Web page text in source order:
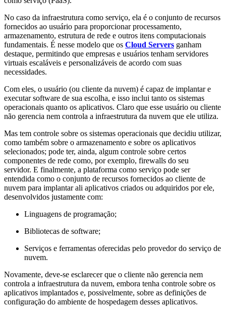
No caso da infraestrutura como serviço, ela é o conjunto de recursos
fornecidos ao usuário para proporcionar processamento,
armazenamento, estrutura de rede e outros itens computacionais
fundamentais. É nesse modelo que os Cloud Servers ganham
destaque, permitindo que empresas e usuários tenham servidores
virtuais escaláveis e personalizáveis de acordo com suas
necessidades.
Com eles, o usuário (ou cliente da nuvem) é capaz de implantar e
executar software de sua escolha, e isso inclui tanto os sistemas
operacionais quanto os aplicativos. Claro que esse usuário ou cliente
não gerencia nem controla a infraestrutura da nuvem que ele utiliza.
Mas tem controle sobre os sistemas operacionais que decidiu utilizar,
como também sobre o armazenamento e sobre os aplicativos
selecionados; pode ter, ainda, algum controle sobre certos
componentes de rede como, por exemplo, firewalls do seu
servidor. E finalmente, a plataforma como serviço pode ser
entendida como o conjunto de recursos fornecidos ao cliente de
nuvem para implantar ali aplicativos criados ou adquiridos por ele,
desenvolvidos justamente com:
Linguagens de programação;
Bibliotecas de software;
Serviços e ferramentas oferecidas pelo provedor do serviço de
nuvem.
Novamente, deve-se esclarecer que o cliente não gerencia nem
controla a infraestrutura da nuvem, embora tenha controle sobre os
aplicativos implantados e, possivelmente, sobre as definições de
configuração do ambiente de hospedagem desses aplicativos.